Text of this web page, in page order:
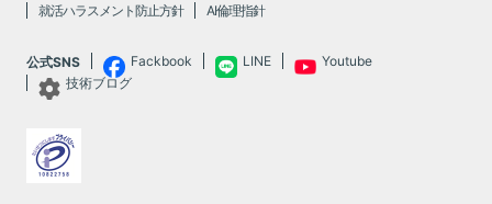
就活ハラスメント防止方針
AI倫理指針
公式SNS Fackbook LINE
Youtube
技術ブログ